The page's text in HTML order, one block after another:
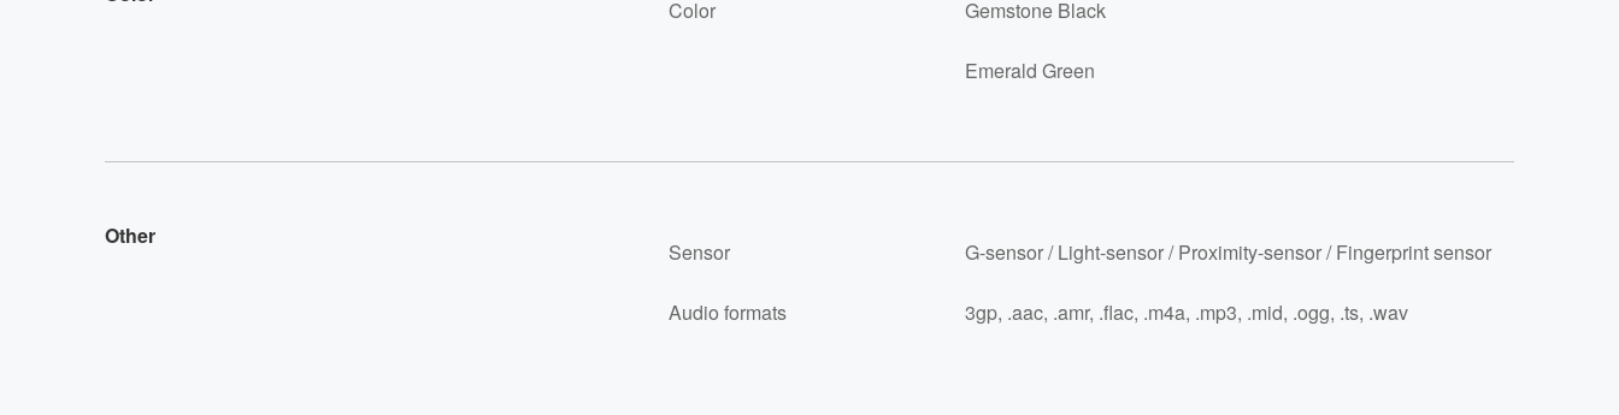
Color Gemstone Black
Emerald Green
Other
Sensor G-sensor / Light-sensor / Proximity-sensor / Fingerprint sensor
Audio formats 3gp, .aac, .amr, .flac, .m4a, .mp3, .mid, .ogg, .ts, .wav